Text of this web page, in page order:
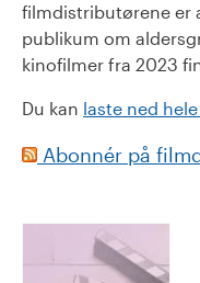
filmdistributørene er
publikum om
kinofilmer fra 2023
Du kan laste ned
Abonnér på